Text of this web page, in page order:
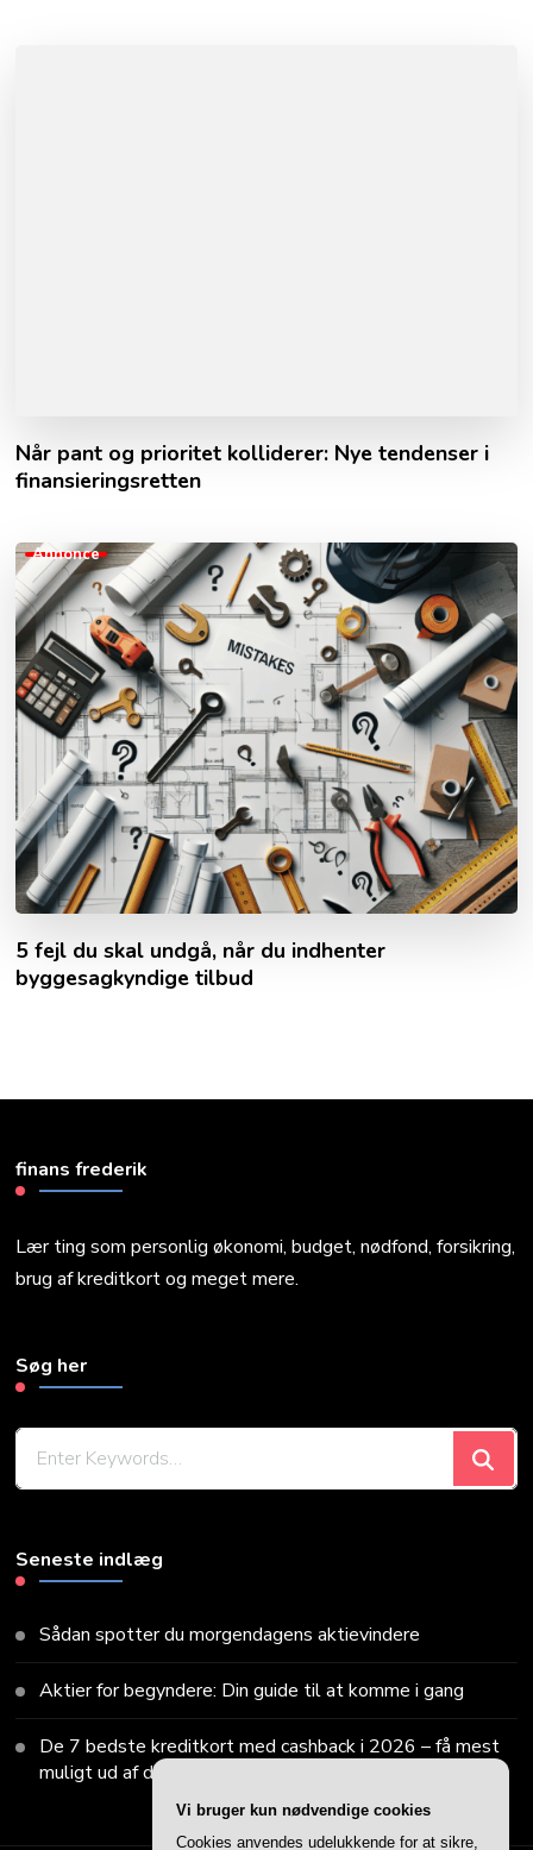
Når pant og prioritet kolliderer: Nye tendenser i
finansieringsretten
Annonce
5 fejl du skal undgå, når du indhenter
byggesagkyndige tilbud
finans frederik
Lær ting som personlig økonomi, budget, nødfond, forsikring,
brug af kreditkort og meget mere.
Søg her
Seneste indlæg
Sådan spotter du morgendagens aktievindere
Aktier for begyndere: Din guide til at komme i gang
De 7 bedste kreditkort med cashback i 2026 – få mest
muligt ud af dine køb
Vi bruger kun nødvendige cookies
Cookies anvendes udelukkende for at sikre,